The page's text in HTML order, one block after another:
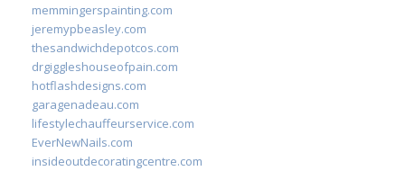
memmingerspainting.com
jeremypbeasley.com
thesandwichdepotcos.com
drgiggleshouseofpain.com
hotflashdesigns.com
garagenadeau.com
lifestylechauffeurservice.com
EverNewNails.com
insideoutdecoratingcentre.com